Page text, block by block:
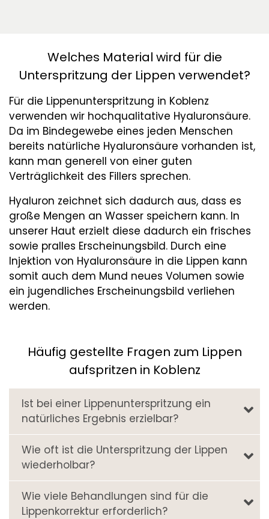
Welches Material wird für die
Unterspritzung der Lippen verwendet?
Für die Lippenunterspritzung in Koblenz
verwenden wir hochqualitative Hyaluronsäure.
Da im Bindegewebe eines jeden Menschen
bereits natürliche Hyaluronsäure vorhanden ist,
kann man generell von einer guten
Verträglichkeit des Fillers sprechen.
Hyaluron zeichnet sich dadurch aus, dass es
große Mengen an Wasser speichern kann. In
unserer Haut erzielt diese dadurch ein frisches
sowie pralles Erscheinungsbild. Durch eine
Injektion von Hyaluronsäure in die Lippen kann
somit auch dem Mund neues Volumen sowie
ein jugendliches Erscheinungsbild verliehen
werden.
Häufig gestellte Fragen zum Lippen
aufspritzen in Koblenz
Ist bei einer Lippenunterspritzung ein
natürliches Ergebnis erzielbar?
Wie oft ist die Unterspritzung der Lippen
wiederholbar?
Wie viele Behandlungen sind für die
Lippenkorrektur erforderlich?